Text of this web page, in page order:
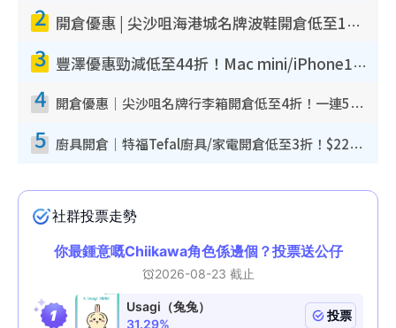
2 開倉優惠 | 尖沙咀海港城名牌波鞋開倉低至1折！On鞋$899起／Joy&Peace鞋履$98起
3 豐澤優惠勁減低至44折！Mac mini/iPhone17Pro大減價！廚房家電$220起
4 開倉優惠｜尖沙咀名牌行李箱開倉低至4折！一連5日 American Tourister/ace./Hallmark $200起！
5 廚具開倉｜特福Tefal廚具/家電開倉低至3折！$220起買平底鍋/炒鑊/湯煲！電飯煲/吸塵機/燙斗$418起